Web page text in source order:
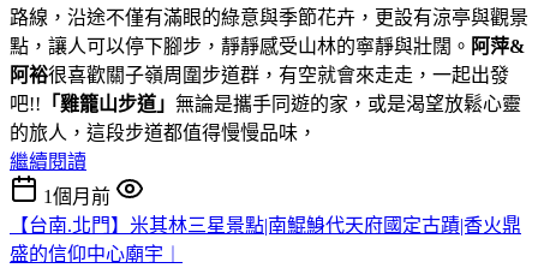
路線，沿途不僅有滿眼的綠意與季節花卉，更設有涼亭與觀景
點，讓人可以停下腳步，靜靜感受山林的寧靜與壯闊。 阿萍&
阿裕很喜歡關子嶺周圍步道群，有空就會來走走，一起出發
吧!! 「雞籠山步道」 無論是攜手同遊的家，或是渴望放鬆心靈
的旅人，這段步道都值得慢慢品味，
繼續閱讀
1個月前
【台南.北門】米其林三星景點|南鯤鯓代天府國定古蹟|香火鼎
盛的信仰中心廟宇︱